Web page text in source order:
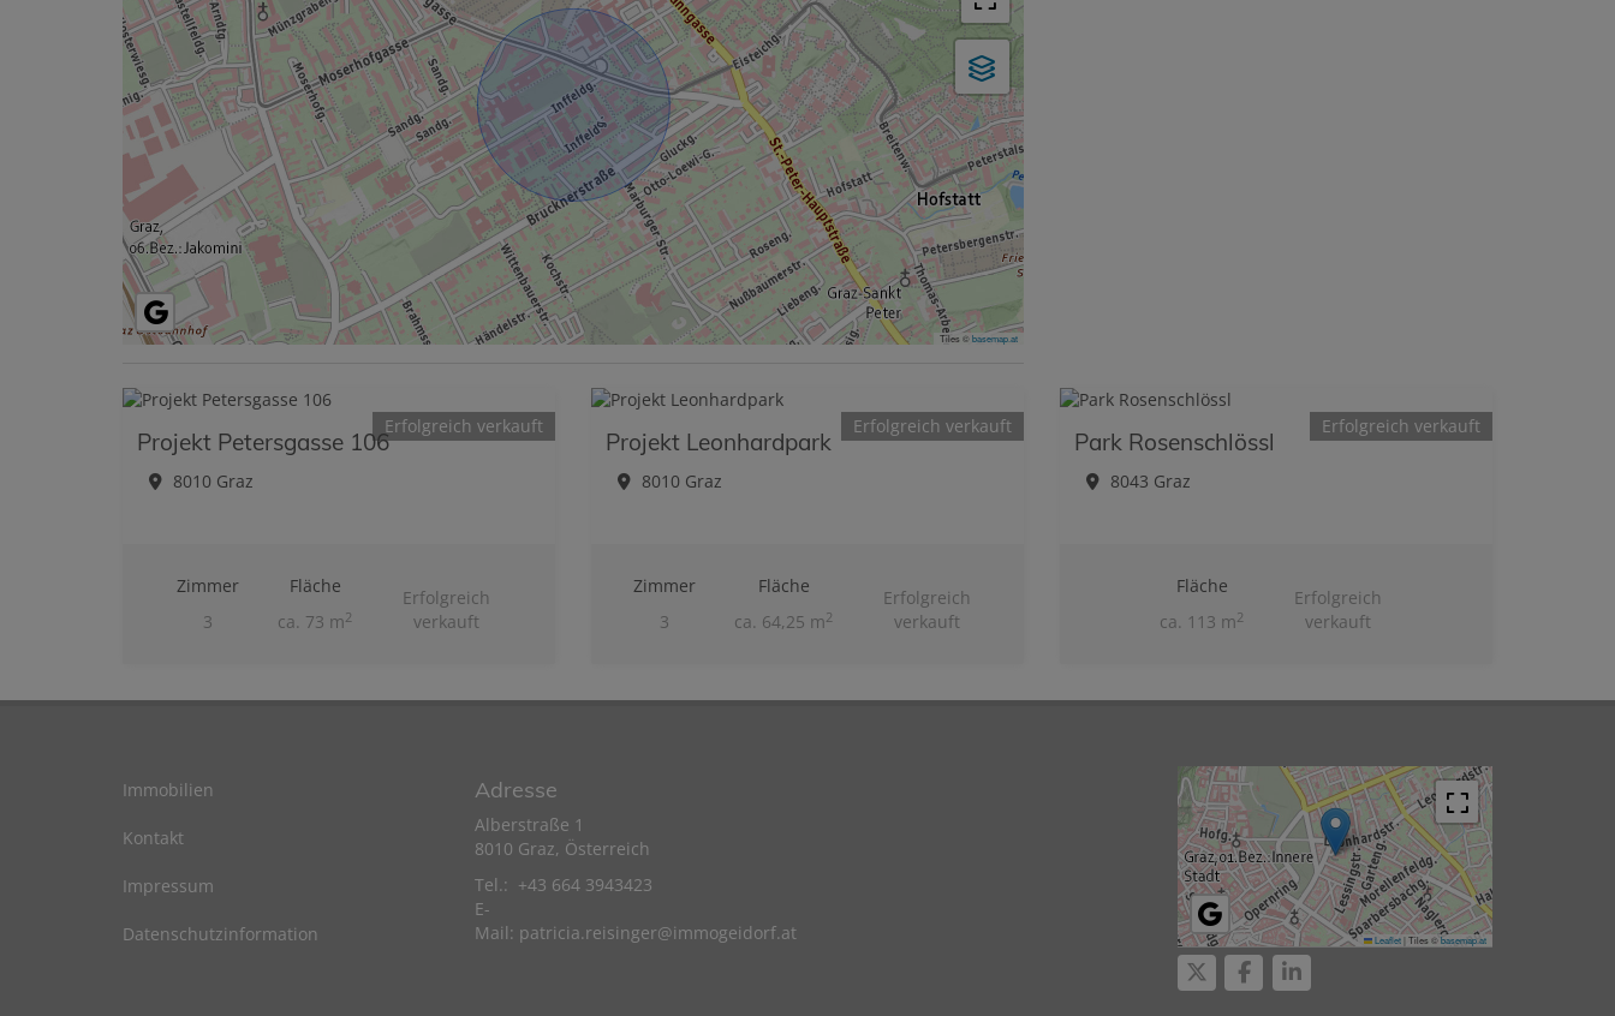
Tiles ©basemap.at
Erfolgreich verkauft
Projekt Petersgasse 106
8010 Graz
Zimmer
3
Fläche
ca. 73 m2
Erfolgreich
verkauft
Erfolgreich verkauft
Projekt Leonhardpark
8010 Graz
Zimmer
3
Fläche
ca. 64,25 m2
Erfolgreich
verkauft
Erfolgreich verkauft
Park Rosenschlössl
8043 Graz
Fläche
ca. 113 m2
Erfolgreich
verkauft
Immobilien
Kontakt
Impressum
Datenschutzinformation
Adresse
Alberstraße 1
8010 Graz, Österreich
Tel.: +43 664 3943423
E-
Mail: patricia.reisinger@immogeidorf.at Leaflet|Tiles ©basemap.at